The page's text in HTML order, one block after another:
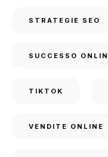
STRATEGIE SEO
SUCCESSO
TIKTOK
VENDITE ONLINE